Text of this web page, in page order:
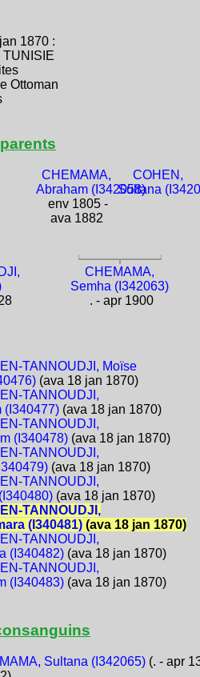
1870 :
TUNISIE
Ottoman
CHEMAMA,
Abraham (I342058)
env 1805 -
ava 1882
COHEN,
Sultana
CHEMAMA,
Semha (I342063)
. - apr 1900
TANNOUDJI, Moïse
(ava 18 jan 1870)
TANNOUDJI,
(I340477)(ava 18 jan 1870)
TANNOUDJI,
(I340478)(ava 18 jan 1870)
TANNOUDJI,
(ava 18 jan 1870)
TANNOUDJI,
(ava 18 jan 1870)
TANNOUDJI,
(I340481)(ava 18 jan 1870)
TANNOUDJI,
(I340482)(ava 18 jan 1870)
TANNOUDJI,
(I340483)(ava 18 jan 1870)
Sultana (I342065)(. - apr